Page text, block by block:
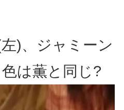
)、ジャミーン
は薫と同じ?